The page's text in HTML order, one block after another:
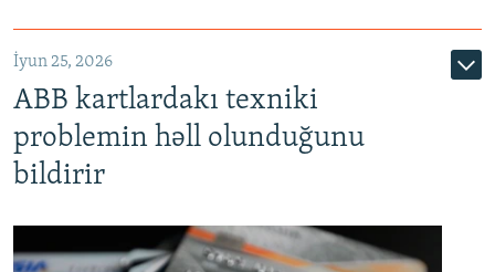
720p 1080p
İyun 25, 2026
ABB kartlardakı texniki
problemin həll olunduğunu
bildirir